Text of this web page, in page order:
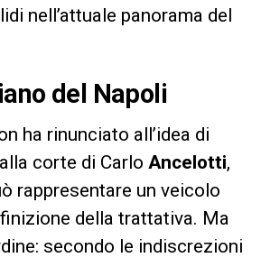
nell’attuale panorama del
del Napoli
ha rinunciato all’idea di
corte di Carlo Ancelotti,
rappresentare un veicolo
della trattativa. Ma
secondo le indiscrezioni